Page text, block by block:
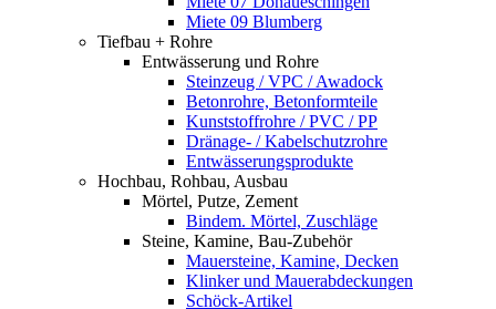
Miete 09 Blumberg
Tiefbau + Rohre
Entwässerung und Rohre
Steinzeug / VPC / Awadock
Betonrohre, Betonformteile
Kunststoffrohre / PVC / PP
Dränage- / Kabelschutzrohre
Entwässerungsprodukte
Hochbau, Rohbau, Ausbau
Mörtel, Putze, Zement
Bindem. Mörtel, Zuschläge
Steine, Kamine, Bau-Zubehör
Mauersteine, Kamine, Decken
Klinker und Mauerabdeckungen
Schöck-Artikel